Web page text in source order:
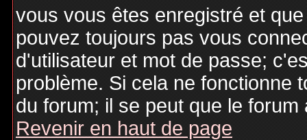
vous vous êtes enregistré et
pouvez toujours pas vous
d'utilisateur et mot de passe;
problème. Si cela ne fonctionne
du forum; il se peut que le
Revenir en haut de page